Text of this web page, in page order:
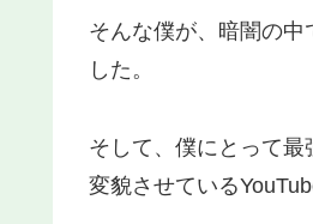
そんな僕が、暗闇の
した。
そして、僕にとって
変貌させている